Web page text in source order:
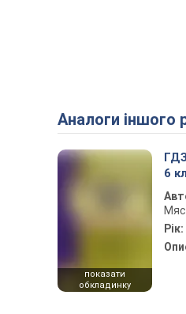
Аналоги іншого
показати
обкладинку
6
Рік: